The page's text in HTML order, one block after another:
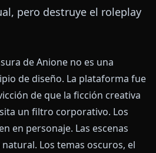
pero destruye el roleplay
de Anione no es una
de diseño. La plataforma fue
de que la ficción creativa
un filtro corporativo. Los
en personaje. Las escenas
Los temas oscuros, el